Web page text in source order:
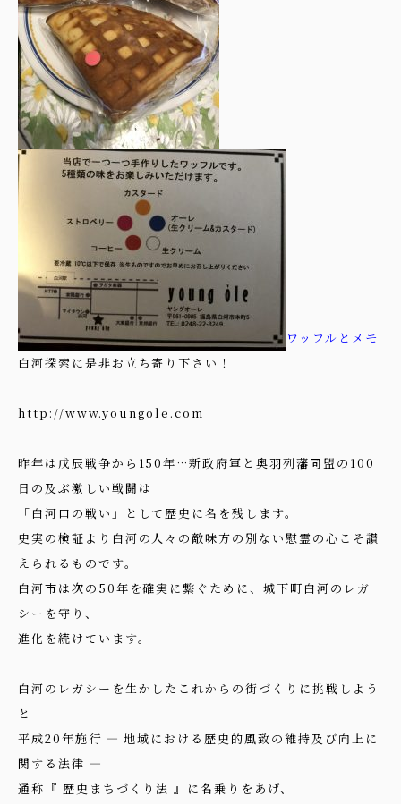
ワッフルとメモ
白河探索に是非お立ち寄り下さい！
http://www.youngole.com
昨年は戊辰戦争から150年…新政府軍と奥羽列藩同盟の100
日の及ぶ激しい戦闘は
「白河口の戦い」として歴史に名を残します。
史実の検証より白河の人々の敵味方の別ない慰霊の心こそ讃
えられるものです。
白河市は次の50年を確実に繋ぐために、城下町白河のレガ
シーを守り、
進化を続けています。
白河のレガシーを生かしたこれからの街づくりに挑戦しよう
と
平成20年施行 ― 地域における歴史的風致の維持及び向上に
関する法律 ―
通称『 歴史まちづくり法 』に名乗りをあげ、